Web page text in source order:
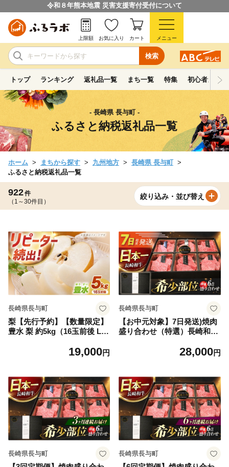
令和８年熊本地震 災害支援寄付受付について
検索
上限額 お気に入り カート メニュー
トップ ランキング 返礼品一覧 まち一覧 特集 初心者ガイド
- 長崎県 長与町 -
ふるさと納税返礼品一覧
ホーム まちから探す 九州地方
長崎県 長与町
ふるさと納税返礼品一覧
922件
（1～30件目）
絞り込み・並び替え
長崎県長与町
梨【先行予約】【数量限定】
豊水 梨 約5kg（16玉前後 L～
長与町/溝上農園 [EBY002] 梨
ずみずしい 果物 果実 フルー
ツ 長崎
19,000円
長崎県長与町
【お中元対象】7日発送)焼肉
盛り合わせ（特選）長崎和牛
肉 黒毛和牛 赤身 牛肉 やきに
28,000円
長崎県長与町 長崎県長与町